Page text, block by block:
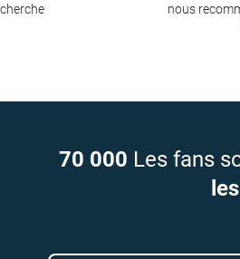
nous
70 000 Les fans